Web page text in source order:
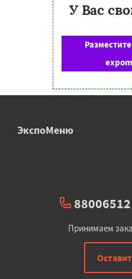
У Вас
ЭкспоМеню
88006512
Принимаем